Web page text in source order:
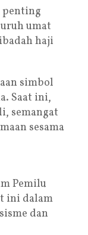
penting
umat
haji
simbol
Saat ini,
semangat
sesama
Pemilu
ini dalam
dan